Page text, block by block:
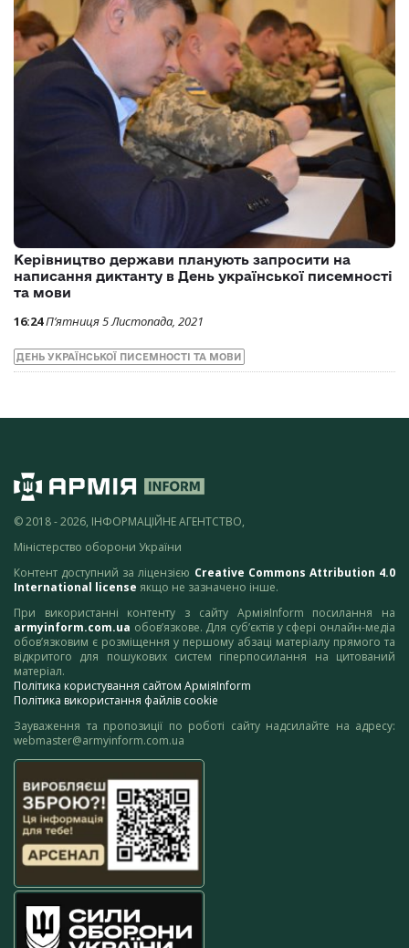
Керівництво держави планують запросити на
написання диктанту в День української писемності
та мови
16:24П’ятниця 5 Листопада, 2021
ДЕНЬ УКРАЇНСЬКОЇ ПИСЕМНОСТІ ТА МОВИ
© 2018 - 2026, ІНФОРМАЦІЙНЕ АГЕНТСТВО,
Міністерство оборони України
Контент доступний за ліцензією Creative Commons Attribution 4.0
International license якщо не зазначено інше.
При використанні контенту з сайту АрміяInform посилання на
armyinform.com.ua обов’язкове. Для суб’єктів у сфері онлайн-медіа
обов’язковим є розміщення у першому абзаці матеріалу прямого та
відкритого для пошукових систем гіперпосилання на цитований
матеріал.
Політика користування сайтом АрміяInform
Політика використання файлів cookie
Зауваження та пропозиції по роботі сайту надсилайте на адресу:
webmaster@armyinform.com.ua